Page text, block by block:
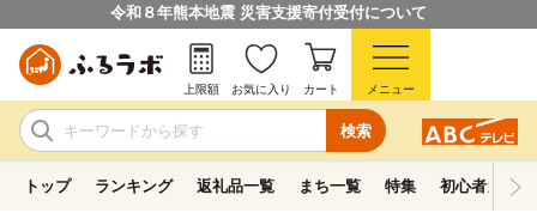
令和８年熊本地震 災害支援寄付受付について
検索
上限額 お気に入り カート メニュー
トップ ランキング 返礼品一覧 まち一覧 特集 初心者ガイド